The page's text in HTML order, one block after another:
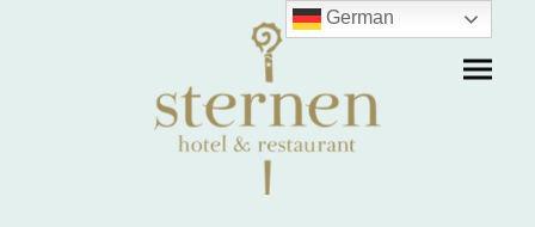
German